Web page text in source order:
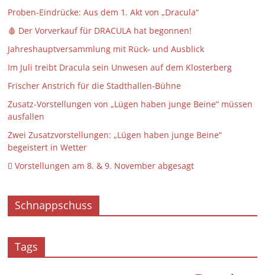
Proben-Eindrücke: Aus dem 1. Akt von „Dracula“
🩸 Der Vorverkauf für DRACULA hat begonnen!
Jahreshauptversammlung mit Rück- und Ausblick
Im Juli treibt Dracula sein Unwesen auf dem Klosterberg
Frischer Anstrich für die Stadthallen-Bühne
Zusatz-Vorstellungen von „Lügen haben junge Beine“ müssen
ausfallen
Zwei Zusatzvorstellungen: „Lügen haben junge Beine“
begeistert in Wetter
 Vorstellungen am 8. & 9. November abgesagt
Schnappschuss
Tags